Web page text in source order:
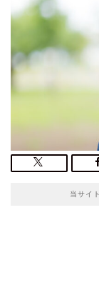
当サイ